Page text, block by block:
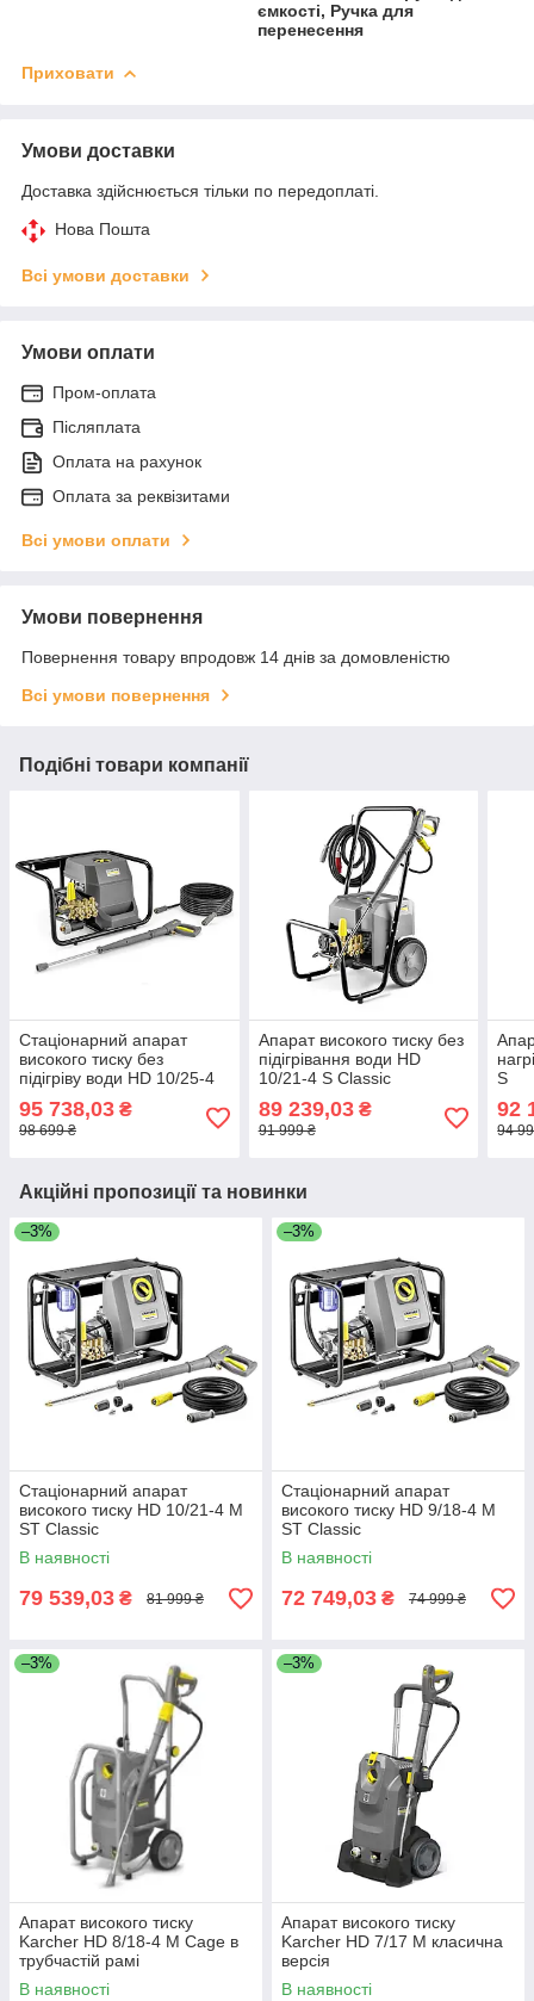
ємкості, Ручка для
перенесення
Приховати
Умови доставки
Доставка здійснюється тільки по передоплаті.
Нова Пошта
Всі умови доставки
Умови оплати
Пром-оплата
Післяплата
Оплата на рахунок
Оплата за реквізитами
Всі умови оплати
Умови повернення
Повернення товару впродовж 14 днів за домовленістю
Всі умови повернення
Подібні товари компанії
Стаціонарний апарат
високого тиску без
підігріву води HD 10/25-4
S St Classic
95 738,03 ₴
98 699 ₴
Апарат високого тиску без
підігрівання води HD
10/21-4 S Classic
89 239,03₴
91 999 ₴
S
92
94
Акційні пропозиції та новинки
–3%
Cтаціонарний апарат
високого тиску HD 10/21-4 M
ST Classic
В наявності
79 539,03 ₴ 81 999 ₴
–3%
Стаціонарний апарат
високого тиску HD 9/18-4 M
ST Classic
В наявності
72 749,03 ₴ 74 999 ₴
–3%
Апарат високого тиску
Karcher HD 8/18-4 M Cage в
трубчастій рамі
В наявності
–3%
Апарат високого тиску
Karcher HD 7/17 M класична
версія
В наявності